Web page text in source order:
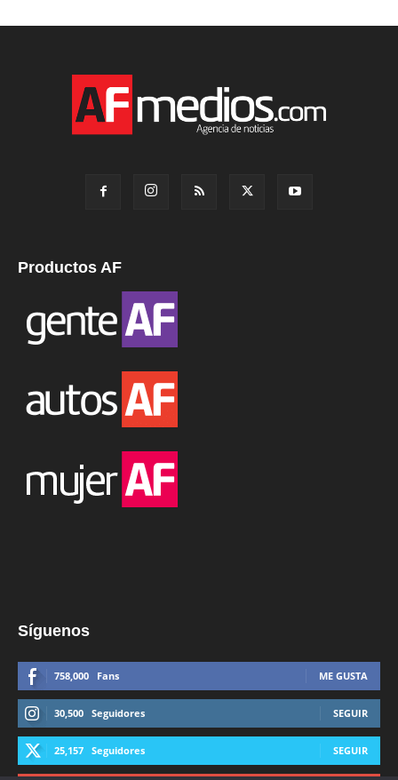
Productos AF
Síguenos
758,000 Fans ME GUSTA
30,500 Seguidores SEGUIR
25,157 Seguidores SEGUIR